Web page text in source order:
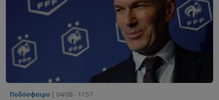
Ποδόσφαιρο | 04/08 - 11:57